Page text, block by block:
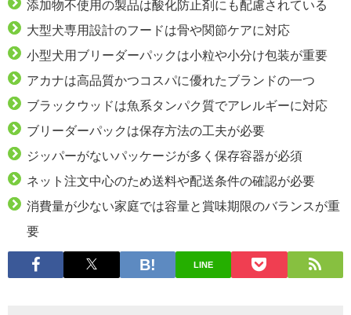
添加物不使用の製品は酸化防止剤にも配慮されている
大型犬専用設計のフードは骨や関節ケアに対応
小型犬用ブリーダーパックは小粒や小分け包装が重要
アカナは高品質かつコスパに優れたブランドの一つ
ブラックウッドは魚系タンパク質でアレルギーに対応
ブリーダーパックは保存方法の工夫が必要
ジッパーがないパッケージが多く保存容器が必須
ネット注文中心のため送料や配送条件の確認が必要
消費量が少ない家庭では容量と賞味期限のバランスが重
要
LINE